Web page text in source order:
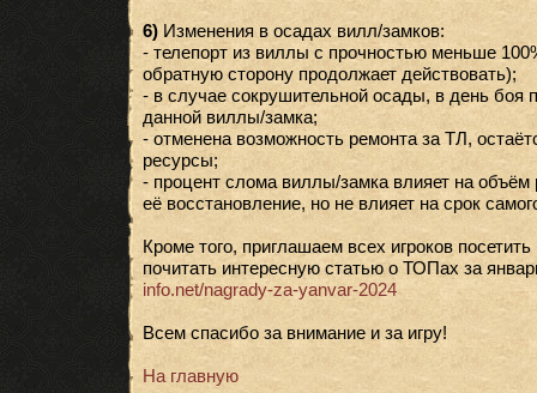
6)Изменения в осадах вилл/замков:
- телепорт из виллы с прочностью меньше
обратную сторону продолжает действовать);
- в случае сокрушительной осады, в день боя
данной виллы/замка;
- отменена возможность ремонта за ТЛ,
ресурсы;
- процент слома виллы/замка влияет на
её восстановление, но не влияет на срок
Кроме того, приглашаем всех игроков
почитать интересную статью о ТОПах за
info.net/nagrady-za-yanvar-2024
Всем спасибо за внимание и за игру!
На главную